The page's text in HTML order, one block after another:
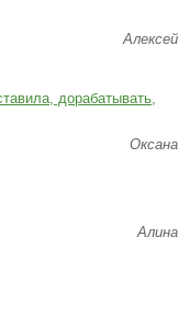
Алексей
дорабатывать,
Оксана
Алина